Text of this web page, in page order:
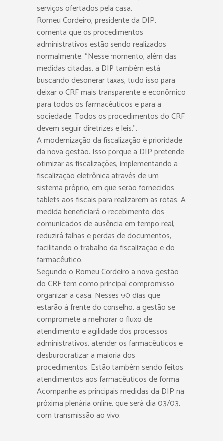
serviços ofertados pela casa.
Romeu Cordeiro, presidente da DIP,
comenta que os procedimentos
administrativos estão sendo realizados
normalmente. “Nesse momento, além das
medidas citadas, a DIP também está
buscando desonerar taxas, tudo isso para
deixar o CRF mais transparente e econômico
para todos os farmacêuticos e para a
sociedade. Todos os procedimentos do CRF
devem seguir diretrizes e leis.”.
A modernização da fiscalização é prioridade
da nova gestão. Isso porque a DIP pretende
otimizar as fiscalizações, implementando a
fiscalização eletrônica através de um
sistema próprio, em que serão fornecidos
tablets aos fiscais para realizarem as rotas. A
medida beneficiará o recebimento dos
comunicados de ausência em tempo real,
reduzirá falhas e perdas de documentos,
facilitando o trabalho da fiscalização e do
farmacêutico.
Segundo o Romeu Cordeiro a nova gestão
do CRF tem como principal compromisso
organizar a casa. Nesses 90 dias que
estarão à frente do conselho, a gestão se
compromete a melhorar o fluxo de
atendimento e agilidade dos processos
administrativos, atender os farmacêuticos e
desburocratizar a maioria dos
procedimentos. Estão também sendo feitos
atendimentos aos farmacêuticos de forma
Acompanhe as principais medidas da DIP na
próxima plenária online, que será dia 03/03,
com transmissão ao vivo.